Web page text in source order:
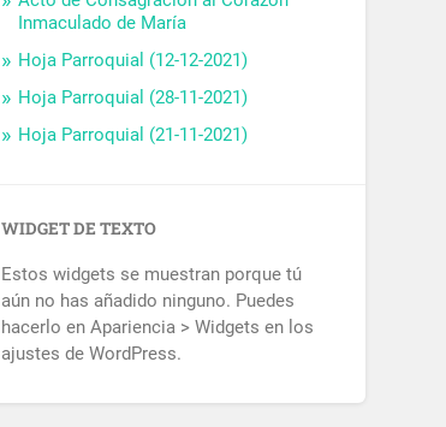
Inmaculado de María
Hoja Parroquial (12-12-2021)
Hoja Parroquial (28-11-2021)
Hoja Parroquial (21-11-2021)
WIDGET DE TEXTO
Estos widgets se muestran porque tú
aún no has añadido ninguno. Puedes
hacerlo en Apariencia > Widgets en los
ajustes de WordPress.